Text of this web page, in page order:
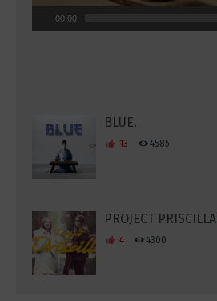
00:00
BLUE.
13 4585
PROJECT PRISCILLA
4 4300